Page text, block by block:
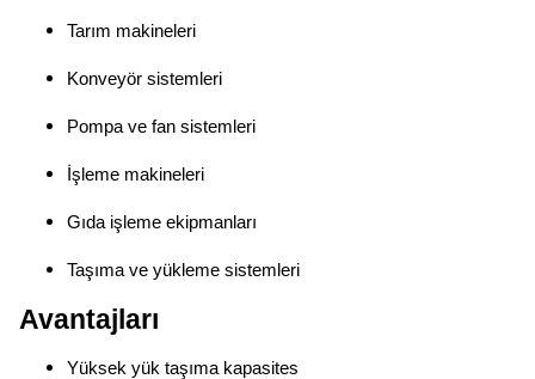
Tarım makineleri
Konveyör sistemleri
Pompa ve fan sistemleri
İşleme makineleri
Gıda işleme ekipmanları
Taşıma ve yükleme sistemleri
Avantajları
Yüksek yük taşıma kapasites